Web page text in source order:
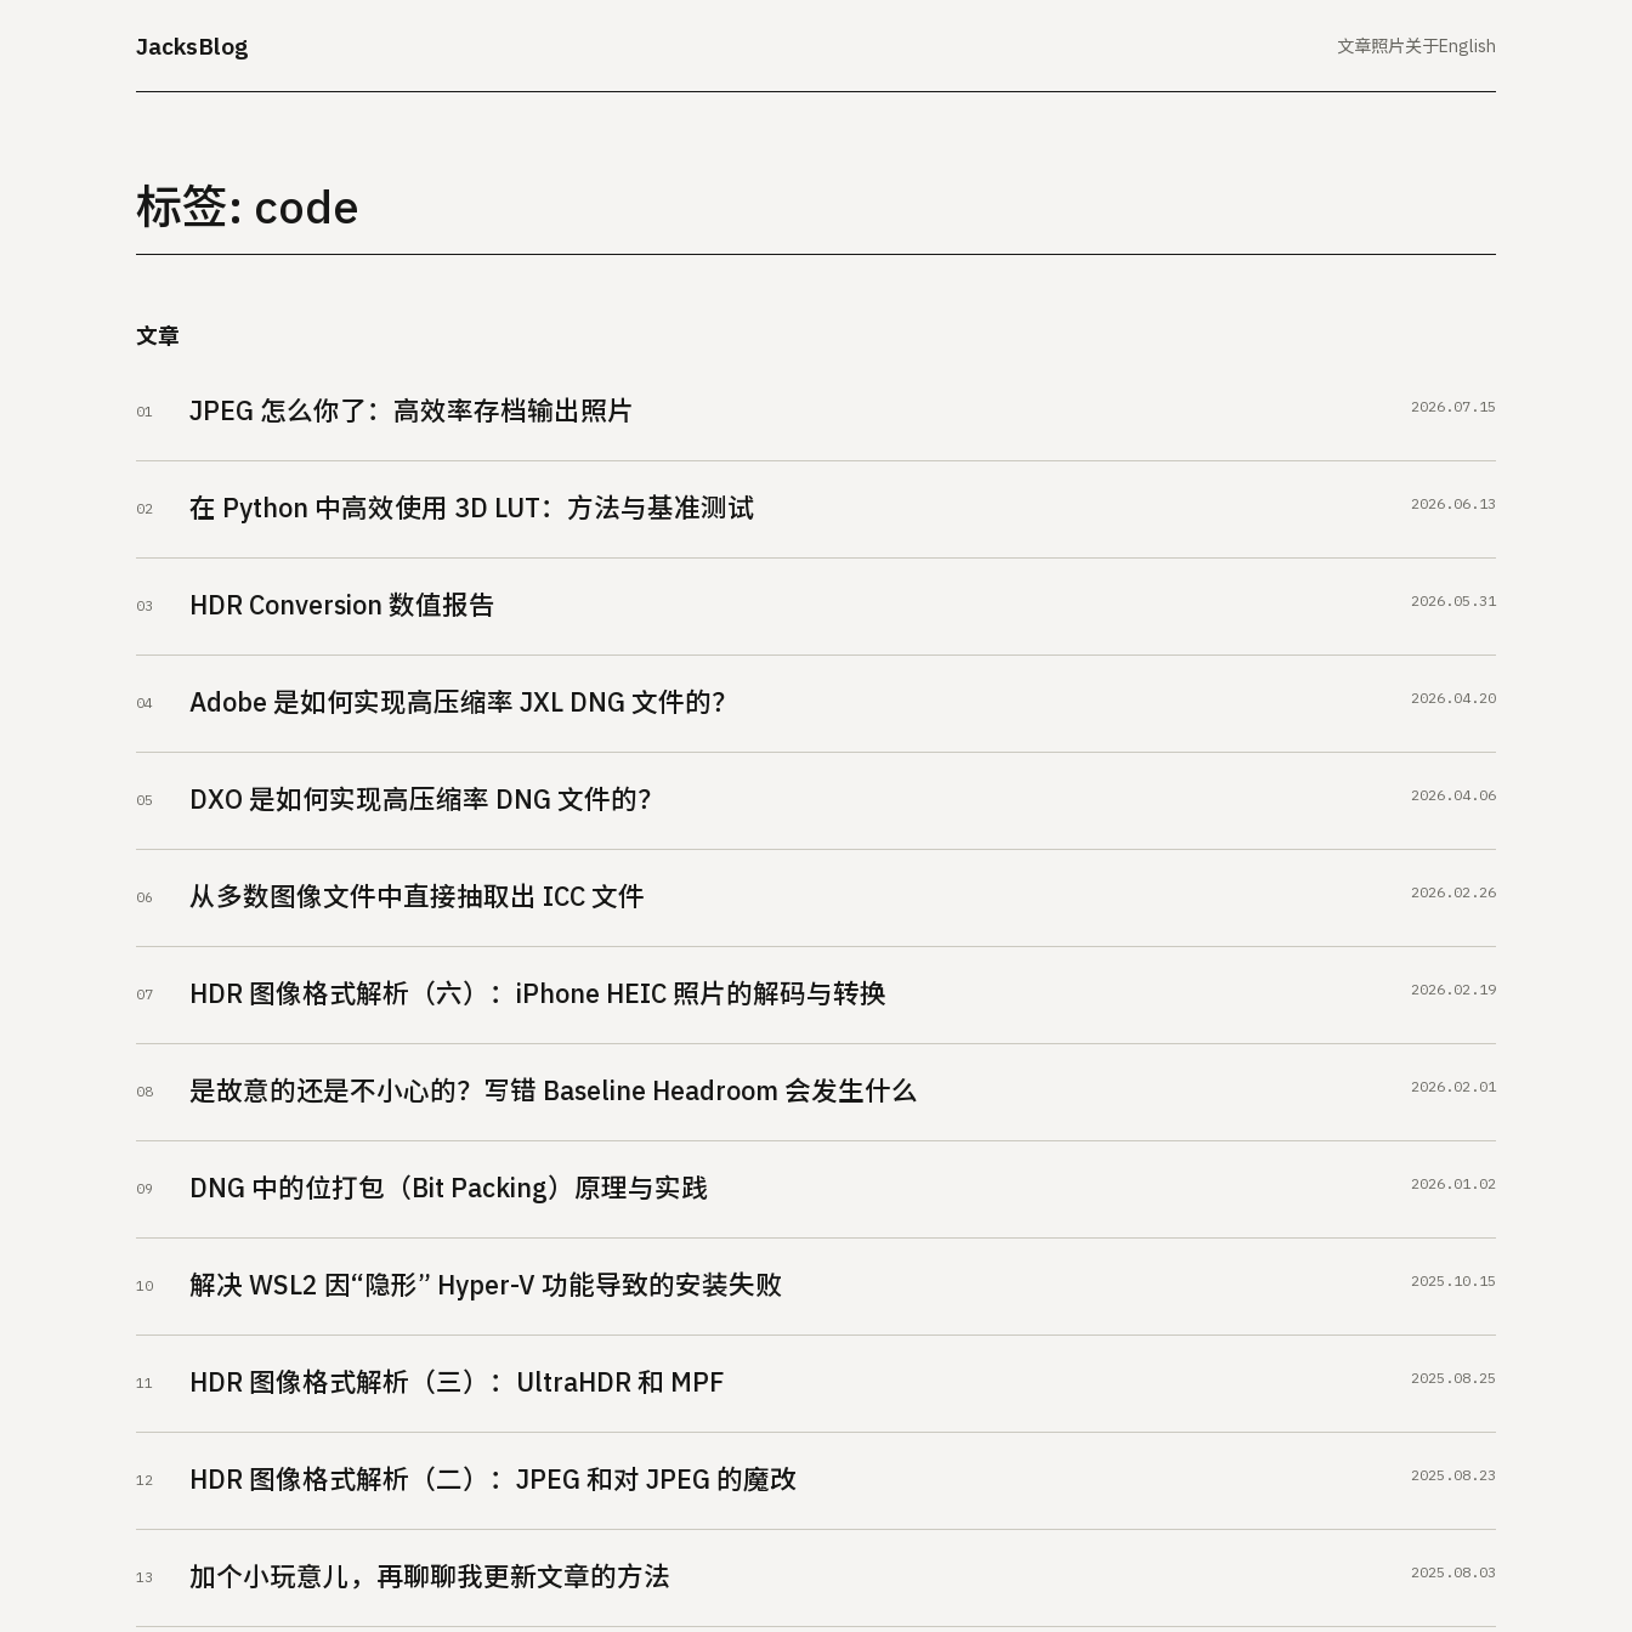
JacksBlog 文章照片关于English
标签: code
文章
JPEG 怎么你了：高效率存档输出照片 2026.07.15
在 Python 中高效使用 3D LUT：方法与基准测试 2026.06.13
HDR Conversion 数值报告 2026.05.31
Adobe 是如何实现高压缩率 JXL DNG 文件的？ 2026.04.20
DXO 是如何实现高压缩率 DNG 文件的？ 2026.04.06
从多数图像文件中直接抽取出 ICC 文件 2026.02.26
HDR 图像格式解析（六）：iPhone HEIC 照片的解码与转换 2026.02.19
是故意的还是不小心的？写错 Baseline Headroom 会发生什么 2026.02.01
DNG 中的位打包（Bit Packing）原理与实践 2026.01.02
解决 WSL2 因“隐形” Hyper-V 功能导致的安装失败 2025.10.15
HDR 图像格式解析（三）：UltraHDR 和 MPF 2025.08.25
HDR 图像格式解析（二）：JPEG 和对 JPEG 的魔改 2025.08.23
加个小玩意儿，再聊聊我更新文章的方法 2025.08.03